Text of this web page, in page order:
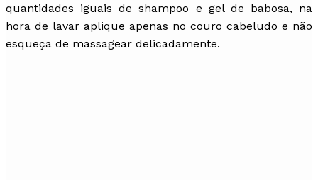
quantidades iguais de shampoo e gel de babosa, na
hora de lavar aplique apenas no couro cabeludo e não
esqueça de massagear delicadamente.